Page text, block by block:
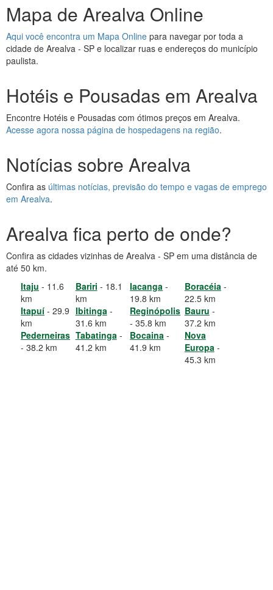
Mapa de Arealva Online
Aqui você encontra um Mapa Online para navegar por toda a
cidade de Arealva - SP e localizar ruas e endereços do município
paulista.
Hotéis e Pousadas em Arealva
Encontre Hotéis e Pousadas com ótimos preços em Arealva.
Acesse agora nossa página de hospedagens na região.
Notícias sobre Arealva
Confira as últimas notícias, previsão do tempo e vagas de emprego
em Arealva.
Arealva fica perto de onde?
Confira as cidades vizinhas de Arealva - SP em uma distância de
até 50 km.
Itaju - 11.6
km
Bariri - 18.1
km
Iacanga -
19.8 km
Boracéia-
22.5 km
Itapuí - 29.9
km
Ibitinga-
31.6 km
Reginópolis
- 35.8 km
Bauru -
37.2 km
Pederneiras
- 38.2 km
Tabatinga-
41.2 km
Bocaina -
41.9 km
Nova
Europa-
45.3 km